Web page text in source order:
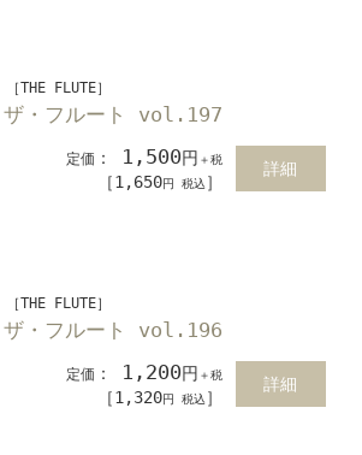
［THE FLUTE］
ザ・フルート vol.197
定価 ： 1,500円 ＋税
［1,650円 税込 ］
詳細
［THE FLUTE］
ザ・フルート vol.196
定価 ： 1,200円 ＋税
［1,320円 税込 ］
詳細